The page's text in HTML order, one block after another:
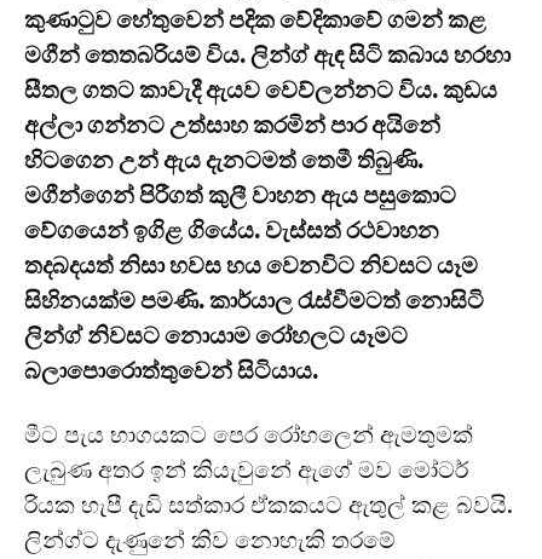
කුණාටුව හේතුවෙන් පදික වේදිකාවේ ගමන් කළ
මගීන් තෙතබරියම් විය. ලින්ග් ඇඳ සිටි කබාය හරහා
සීතල ගතට කාවැදී ඇයව වෙව්ලන්නට විය. කුඩය
අල්ලා ගන්නට උත්සාහ කරමින් පාර අයිනේ
හිටගෙන උන් ඇය දැනටමත් තෙමී තිබුණි.
මගීන්ගෙන් පිරීගත් කුලී වාහන ඇය පසුකොට
වේගයෙන් ඉගිළ ගියේය. වැස්සත් රථවාහන
තදබදයත් නිසා හවස හය වෙනවිට නිවසට යෑම
සිහිනයක්ම පමණි. කාර්යාල රැස්වීමටත් නොසිටි
ලින්ග් නිවසට නොයාම රෝහලට යෑමට
බලාපොරොත්තුවෙන් සිටියාය.
මීට පැය භාගයකට පෙර රෝහලෙන් ඇමතුමක්
ලැබුණ අතර ඉන් කියැවුනේ ඇගේ මව මෝටර්
රියක හැපී දැඩි සත්කාර ඒකකයට ඇතුල් කළ බවයි.
ලින්ග්ට දැණුනේ කිව නොහැකි තරමේ